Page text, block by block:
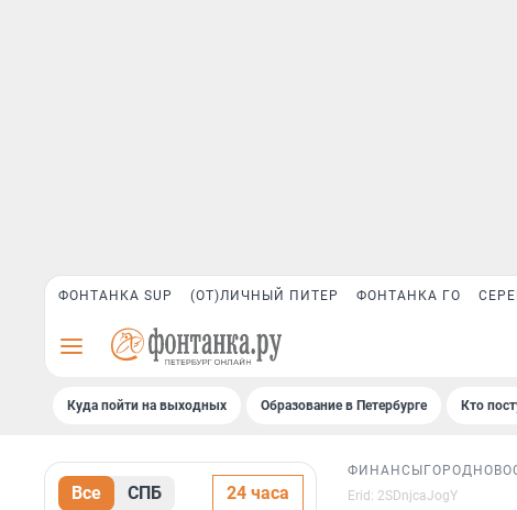
ФОНТАНКА SUP (ОТ)ЛИЧНЫЙ ПИТЕР ФОНТАНКА ГО
Куда пойти на выходных Образование в Петербурге Кто
Все СПБ 24 часа
ФИНАНСЫ ГОРОД
Erid: 2SDnjcaJogY